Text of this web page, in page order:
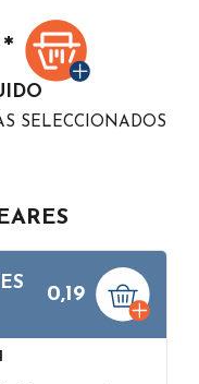
SELECCIONADOS
0,19